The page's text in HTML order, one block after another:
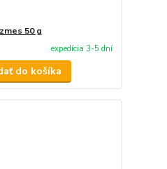
50 g
expedícia 3-5 dní
do košíka